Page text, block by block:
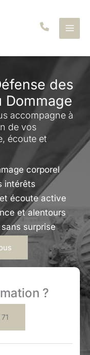
des
accompagne à
de vos
écoute et
corporel
intérêts
écoute active
et alentours
surprise
?